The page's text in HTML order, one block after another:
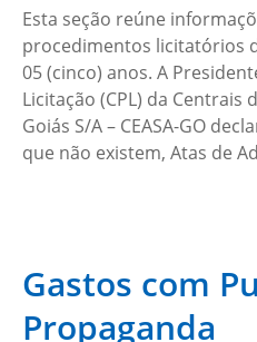
Esta seção reúne
procedimentos licitatórios
05 (cinco) anos. A
Licitação (CPL) da Centrais
Goiás S/A – CEASA-GO
que não existem, Atas de
Gastos com
Propaganda